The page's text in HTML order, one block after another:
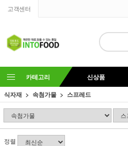
고객센터
카테고리 신상품
식자재
속첨가물 스프레드
정렬